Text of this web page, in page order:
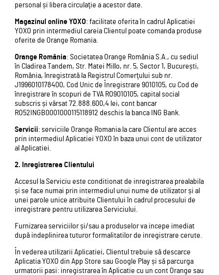
personal și libera circulaţie a acestor date.
Magazinul online YOXO: facilitate oferita în cadrul Aplicatiei
YOXO prin intermediul careia Clientul poate comanda produse
oferite de Orange Romania.
Orange România: Societatea Orange România S.A., cu sediul
în Cladirea Tandem, Str. Matei Millo, nr. 5, Sector 1, București,
România, înregistrată la Registrul Comerţului sub nr.
J1996010178400, Cod Unic de Înregistrare 9010105, cu Cod de
înregistrare în scopuri de TVA RO9010105, capital social
subscris și vărsat 72.888.600,4 lei, cont bancar
RO52INGB0001000115118912 deschis la banca ING Bank.
Servicii: serviciile Orange Romania la care Clientul are acces
prin intermediul Aplicatiei YOXO în baza unui cont de utilizator
al Aplicatiei.
2. Inregistrarea Clientului
Accesul la Serviciu este conditionat de inregistrarea prealabila
și se face numai prin intermediul unui nume de utilizator și al
unei parole unice atribuite Clientului în cadrul procesului de
inregistrare pentru utilizarea Serviciului.
Furnizarea serviciilor și/sau a produselor va incepe imediat
după indeplinirea tuturor formalitatilor de inregistrare cerute.
În vederea utilizarii Aplicatiei, Clientul trebuie să descarce
Aplicatia YOXO din App Store sau Google Play și să parcurga
urmatorii pasi: inregistrarea în Aplicatie cu un cont Orange sau